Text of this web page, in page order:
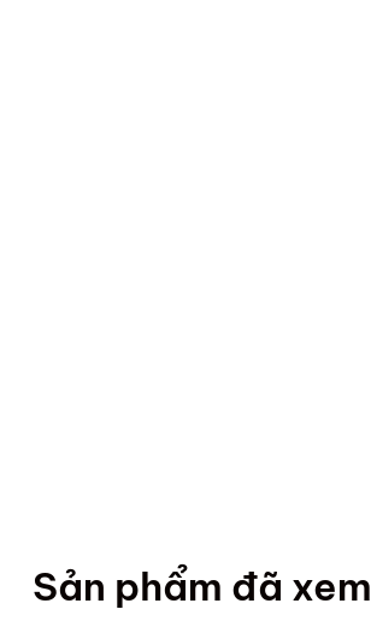
Sản phẩm đã xem